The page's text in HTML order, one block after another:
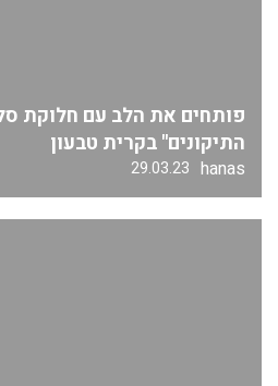
פותחים את הלב עם חלוקת
התיקונים" בקרית טבעון
hanas
29.03.23